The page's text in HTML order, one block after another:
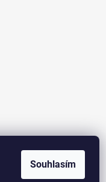
Souhlasím